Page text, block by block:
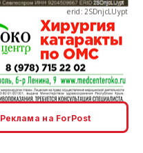
erid: 2SDnjcLUypt
erid: 2SDnjcrDNw6
Реклама на ForPost